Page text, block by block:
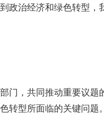
政治经济和绿色转型，
门，共同推动重要议题
转型所面临的关键问题。